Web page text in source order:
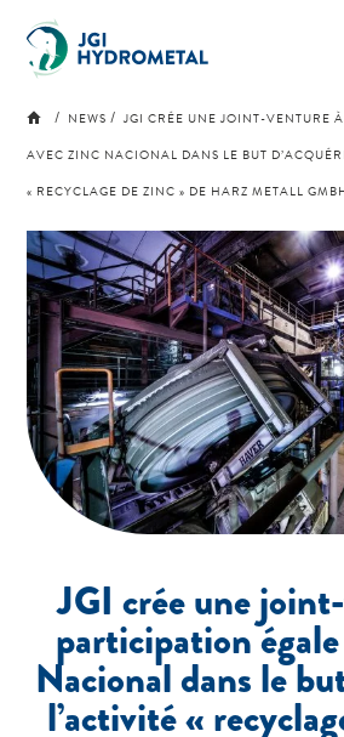
NEWS
JGI CRÉE UNE JOINT-VENTURE
AVEC ZINC NACIONAL DANS LE BUT
« RECYCLAGE DE ZINC » DE HARZ METALL
JGI crée une
participation
Nacional dans le
l’activité «